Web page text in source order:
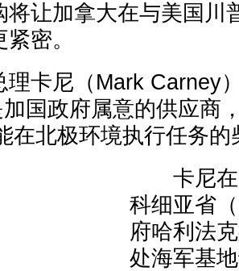
将让加拿大在与美国川
密。
尼（Mark Carney
国政府属意的供应商
在北极环境执行任务的
卡尼在
科细亚省
府哈利法
处海军基